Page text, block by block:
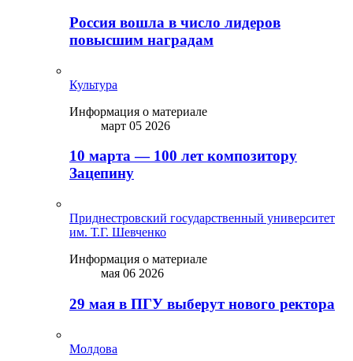
Россия вошла в число лидеров
повысшим наградам
Культура
Информация о материале
март 05 2026
10 марта — 100 лет композитору
Зацепину
Приднестровский государственный университет
им. Т.Г. Шевченко
Информация о материале
мая 06 2026
29 мая в ПГУ выберут нового ректора
Молдова